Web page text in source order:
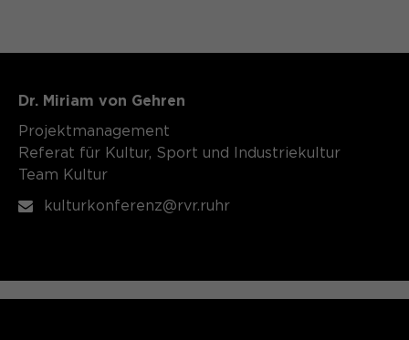
Dr. Miriam von Gehren
Projektmanagement
Referat für Kultur, Sport und Industriekultur
Team Kultur
kulturkonferenz@rvr.ruhr